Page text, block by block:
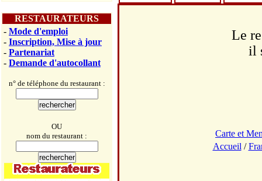
RESTAURATEURS
- Mode d'emploi
- Inscription, Mise à jour
- Partenariat
- Demande d'autocollant
n° de téléphone du restaurant :
OU
nom du restaurant :
Le
il
Carte et
Accueil /